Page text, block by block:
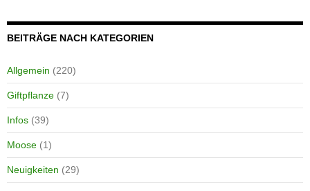
BEITRÄGE NACH KATEGORIEN
Allgemein (220)
Giftpflanze (7)
Infos (39)
Moose (1)
Neuigkeiten (29)